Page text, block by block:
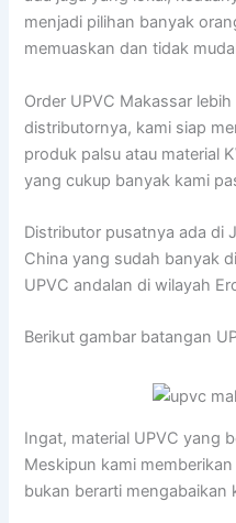
menjadi pilihan banyak
memuaskan dan tidak
Order UPVC Makassar
distributornya, kami siap
produk palsu atau material
yang cukup banyak kami
Distributor pusatnya ada di
China yang sudah banyak
UPVC andalan di wilayah
Berikut gambar batangan
Ingat, material UPVC yang
Meskipun kami
bukan berarti mengabaikan